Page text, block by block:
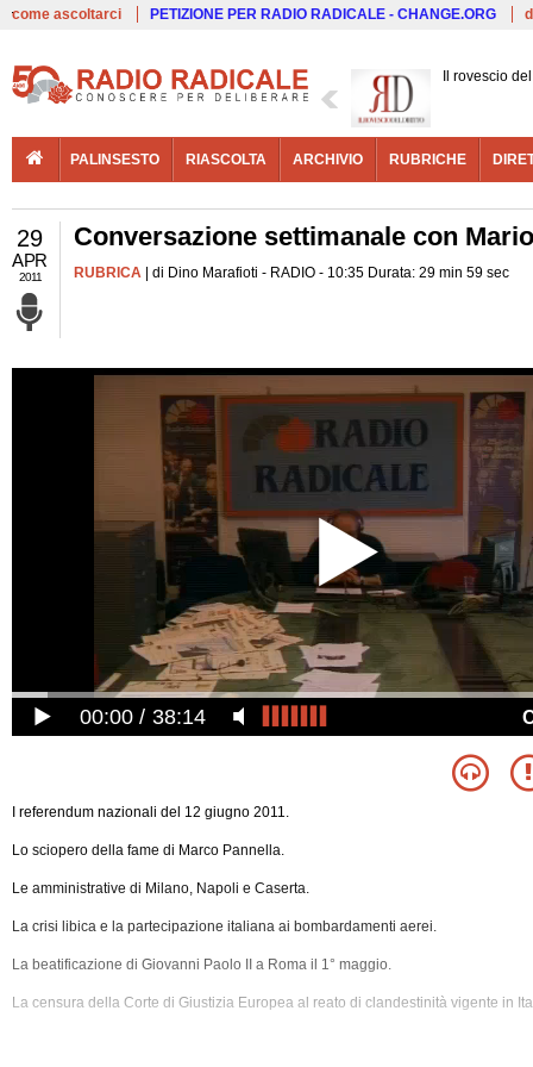
come ascoltarci PETIZIONE PER RADIO RADICALE - CHANGE.ORG
Il rovescio
PALINSESTO RIASCOLTA ARCHIVIO RUBRICHE
29
APR
2011
Conversazione settimanale con
RUBRICA | di Dino Marafioti - RADIO - 10:35 Durata: 29 min 59 sec
00:00 38:14
I referendum nazionali del 12 giugno 2011.
Lo sciopero della fame di Marco Pannella.
Le amministrative di Milano, Napoli e Caserta.
La crisi libica e la partecipazione italiana ai bombardamenti aerei.
La beatificazione di Giovanni Paolo II a Roma il 1° maggio.
La censura della Corte di Giustizia Europea al reato di clandestinità vigente in